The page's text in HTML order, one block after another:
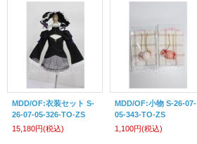
MDD/OF:衣装セット S-
26-07-05-326-TO-ZS
15,180円(税込)
MDD/OF:小物 S-26-07-
05-343-TO-ZS
1,100円(税込)